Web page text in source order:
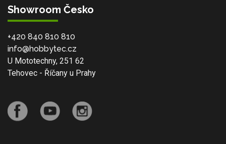
Showroom Česko
+420 840 810 810
info@hobbytec.cz
U Mototechny, 251 62
Tehovec - Říčany u Prahy